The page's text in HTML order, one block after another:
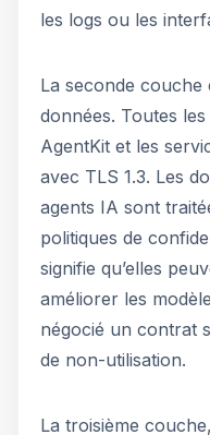
les logs ou les
La seconde
données. Toutes
AgentKit et les
avec TLS 1.3. Les
agents IA sont
politiques de
signifie qu’elles
améliorer les
négocié un contrat
de non-utilisation.
La troisième